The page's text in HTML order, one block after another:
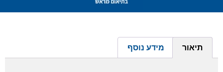
תיאור מידע נוסף